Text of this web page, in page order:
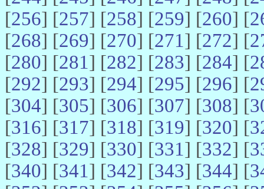
[256] [257] [258] [259] [260] [
[268] [269] [270] [271] [272] [
[280] [281] [282] [283] [284] [
[292] [293] [294] [295] [296] [
[304] [305] [306] [307] [308] [
[316] [317] [318] [319] [320] [
[328] [329] [330] [331] [332] [
[340] [341] [342] [343] [344] [